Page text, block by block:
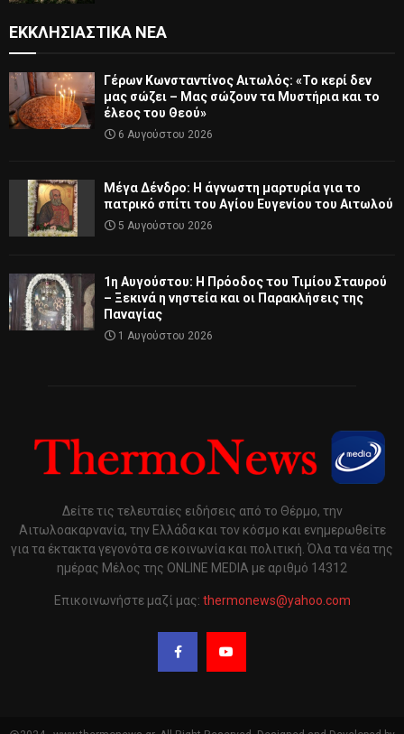
ΕΚΚΛΗΣΙΑΣΤΙΚΆ ΝΈΑ
Γέρων Κωνσταντίνος Αιτωλός: «Το κερί δεν
μας σώζει – Μας σώζουν τα Μυστήρια και το
έλεος του Θεού»
6 Αυγούστου 2026
Μέγα Δένδρο: Η άγνωστη μαρτυρία για το
πατρικό σπίτι του Αγίου Ευγενίου του Αιτωλού
5 Αυγούστου 2026
1η Αυγούστου: Η Πρόοδος του Τιμίου Σταυρού
– Ξεκινά η νηστεία και οι Παρακλήσεις της
Παναγίας
1 Αυγούστου 2026
Δείτε τις τελευταίες ειδήσεις από το Θέρμο, την
Αιτωλοακαρνανία, την Ελλάδα και τον κόσμο και ενημερωθείτε
για τα έκτακτα γεγονότα σε κοινωνία και πολιτική. Όλα τα νέα της
ημέρας Μέλος της ONLINE MEDIA με αριθμό 14312
Επικοινωνήστε μαζί μας: thermonews@yahoo.com